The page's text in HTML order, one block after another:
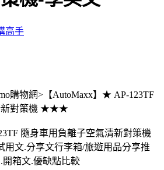
高手
購物網>【AutoMaxx】★ AP-123TF
新對策機 ★★★
隨身車用負離子空氣清新對策機
用文.分享文行李箱/旅遊用品分享推
開箱文.優缺點比較